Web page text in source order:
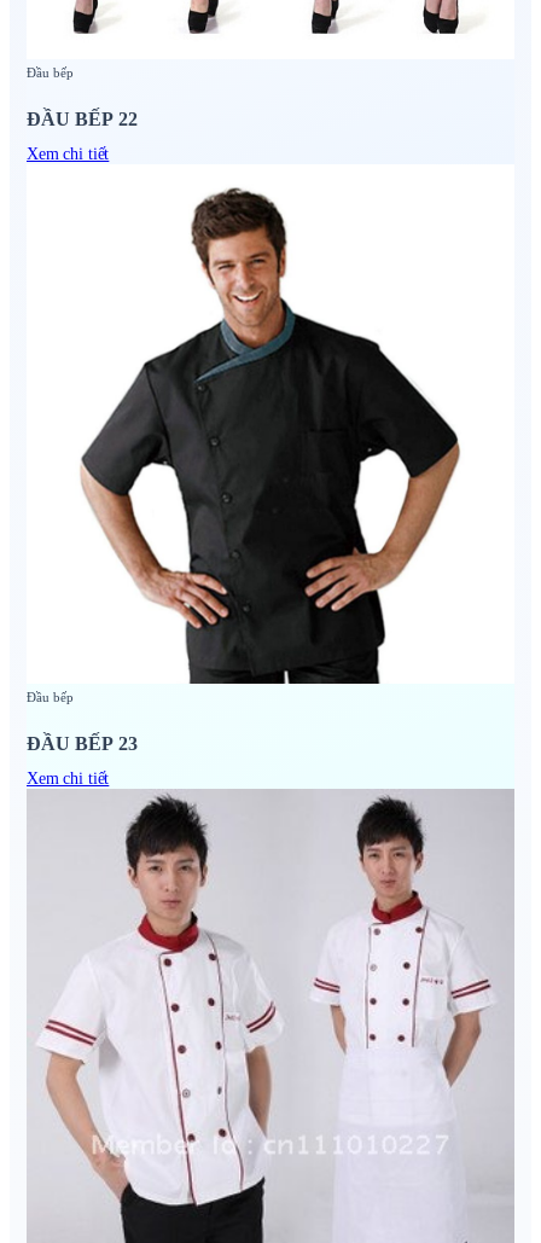
Đầu bếp
ĐẦU BẾP 22
Xem chi tiết
Đầu bếp
ĐẦU BẾP 23
Xem chi tiết